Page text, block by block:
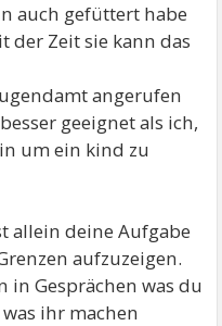
auch gefüttert habe
der Zeit sie kann das
angerufen
geeignet als ich,
um ein kind zu
allein deine Aufgabe
aufzuzeigen.
in Gesprächen was du
ihr machen